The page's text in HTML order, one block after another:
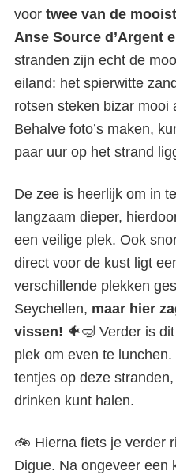
voor twee van de
Anse Source d’Argent
stranden zijn echt de
eiland: het spierwitte
rotsen steken bizar mooi
Behalve foto’s maken,
paar uur op het strand
De zee is heerlijk om in
langzaam dieper,
een veilige plek. Ook
direct voor de kust ligt
verschillende plekken
Seychellen, maar hier
vissen! 🐠🤿 Verder is
plek om even te
tentjes op deze
drinken kunt halen.
🚲 Hierna fiets je verder
Digue. Na ongeveer een